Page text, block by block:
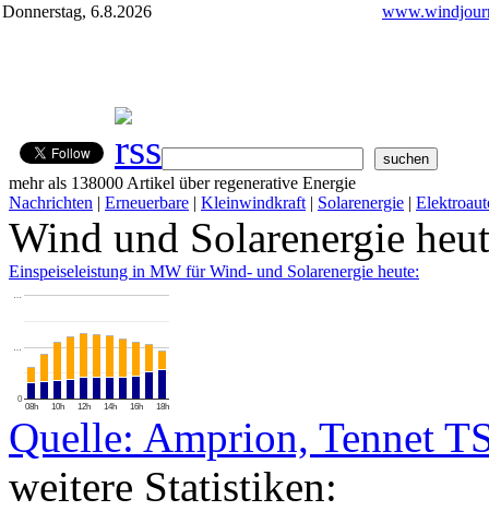
Donnerstag, 6.8.2026
mehr als 138000 Artikel über regenerative Energie
Nachrichten | Erneuerbare | Kleinwindkraft | Solarenergie |
Wind und Solarenergie
Einspeiseleistung in MW für Wind- und Solarenergie heute:
08h 10h 12h 14h 16h 18h
0
…
…
Quelle: Amprion, Tennet
weitere Statistiken: